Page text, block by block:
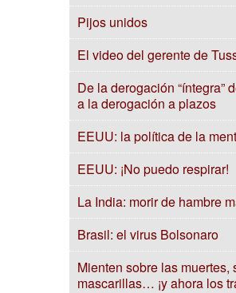
Pijos unidos
El video del gerente de
De la derogación “íntegra”
a la derogación a plazos
EEUU: la política de la
EEUU: ¡No puedo respirar!
La India: morir de hambre
Brasil: el virus Bolsonaro
Mienten sobre las muertes,
mascarillas… ¡y ahora los